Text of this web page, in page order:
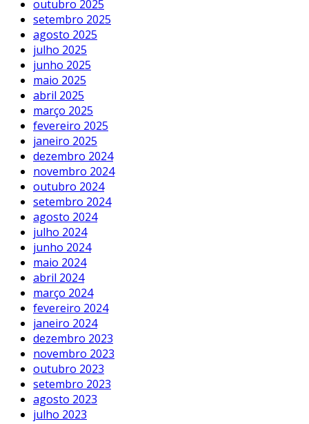
outubro 2025
setembro 2025
agosto 2025
julho 2025
junho 2025
maio 2025
abril 2025
março 2025
fevereiro 2025
janeiro 2025
dezembro 2024
novembro 2024
outubro 2024
setembro 2024
agosto 2024
julho 2024
junho 2024
maio 2024
abril 2024
março 2024
fevereiro 2024
janeiro 2024
dezembro 2023
novembro 2023
outubro 2023
setembro 2023
agosto 2023
julho 2023